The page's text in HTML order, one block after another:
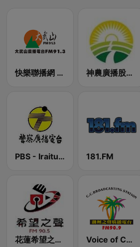
快樂聯播網 澎湖 FM91.3 神農廣播股份有限公司
PBS - Iraitung Sub-Station 181.FM
花蓮希望之聲廣播電台FM90.5 Voice of Chaozhou 90.9 FM